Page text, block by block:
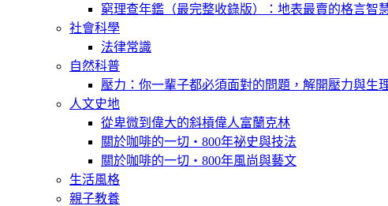
窮理查年鑑（最完整收錄版）：地表最賣的格言智
社會科學
法律常識
自然科普
壓力：你一輩子都必須面對的問題，解開壓力與生
人文史地
從卑微到偉大的斜槓偉人富蘭克林
關於咖啡的一切‧800年祕史與技法
關於咖啡的一切‧800年風尚與藝文
生活風格
親子教養